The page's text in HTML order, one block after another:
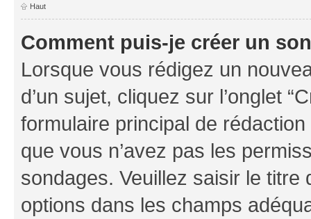
Haut
Comment puis-je créer un
Lorsque vous rédigez un
d’un sujet, cliquez sur l’onglet
formulaire principal de
que vous n’avez pas les
sondages. Veuillez saisir le
options dans les champs